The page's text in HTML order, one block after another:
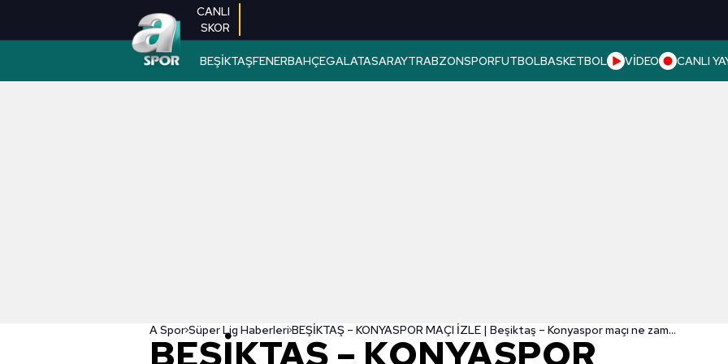
CANLI
SKOR
BEŞİKTAŞFENERBAHÇEGALATASARAYTRABZONSPORFUTBOLBASKETBOL VİDEO CANLI
A Spor Süper Lig Haberleri BEŞİKTAŞ – KONYASPOR MAÇI İZLE | Beşiktaş – Konyaspor maçı ne zaman, saat kaçta ve hangi kanalda canlı yayınlanacak?
BEŞİKTAŞ – KONYASPOR